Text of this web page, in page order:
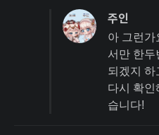
주인
아 그런가
서만 한두
되겠지 하
다시 확인
습니다!